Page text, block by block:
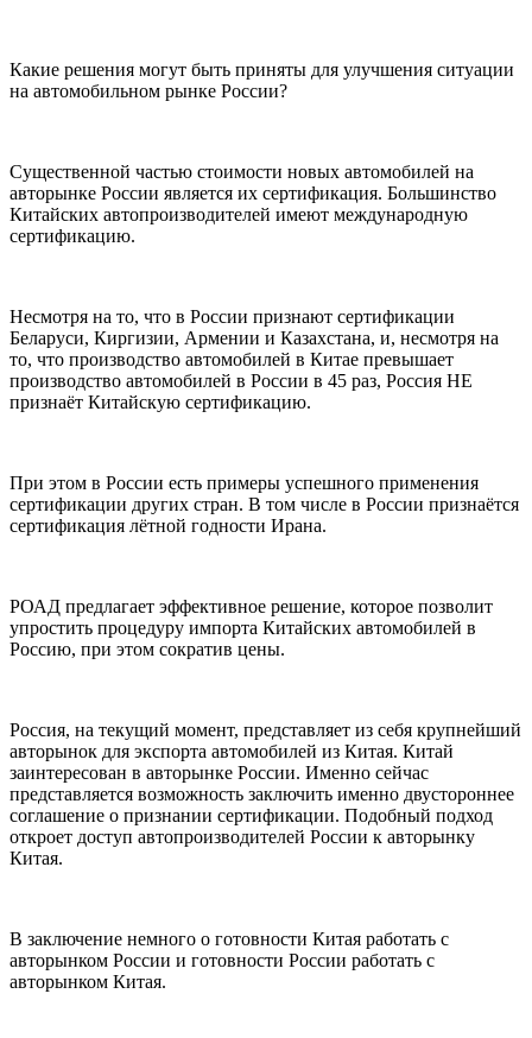
Какие решения могут быть приняты для улучшения ситуации
на автомобильном рынке России?
Существенной частью стоимости новых автомобилей на
авторынке России является их сертификация. Большинство
Китайских автопроизводителей имеют международную
сертификацию.
Несмотря на то, что в России признают сертификации
Беларуси, Киргизии, Армении и Казахстана, и, несмотря на
то, что производство автомобилей в Китае превышает
производство автомобилей в России в 45 раз, Россия НЕ
признаёт Китайскую сертификацию.
При этом в России есть примеры успешного применения
сертификации других стран. В том числе в России признаётся
сертификация лётной годности Ирана.
РОАД предлагает эффективное решение, которое позволит
упростить процедуру импорта Китайских автомобилей в
Россию, при этом сократив цены.
Россия, на текущий момент, представляет из себя крупнейший
авторынок для экспорта автомобилей из Китая. Китай
заинтересован в авторынке России. Именно сейчас
представляется возможность заключить именно двустороннее
соглашение о признании сертификации. Подобный подход
откроет доступ автопроизводителей России к авторынку
Китая.
В заключение немного о готовности Китая работать с
авторынком России и готовности России работать с
авторынком Китая.